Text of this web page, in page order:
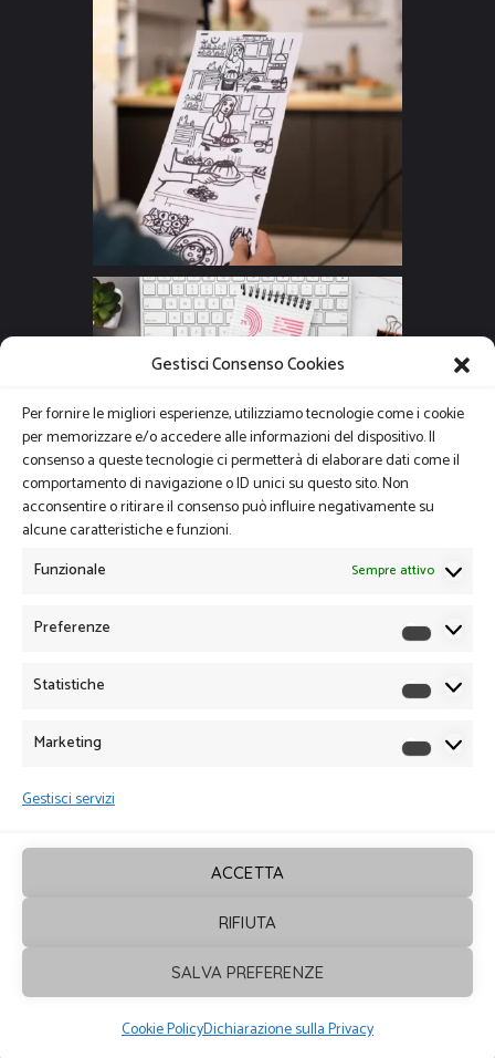
Gestisci Consenso Cookies
Per fornire le migliori esperienze, utilizziamo tecnologie come i cookie
per memorizzare e/o accedere alle informazioni del dispositivo. Il
consenso a queste tecnologie ci permetterà di elaborare dati come il
comportamento di navigazione o ID unici su questo sito. Non
acconsentire o ritirare il consenso può influire negativamente su
alcune caratteristiche e funzioni.
Funzionale
Sempre attivo
Preferenze
Statistiche
Marketing
Gestisci servizi
ACCETTA
RIFIUTA
SALVA PREFERENZE
Cookie PolicyDichiarazione sulla Privacy
Sagrafica© 2026. Tutti i diritti sono
riservati - Powered byENKEY